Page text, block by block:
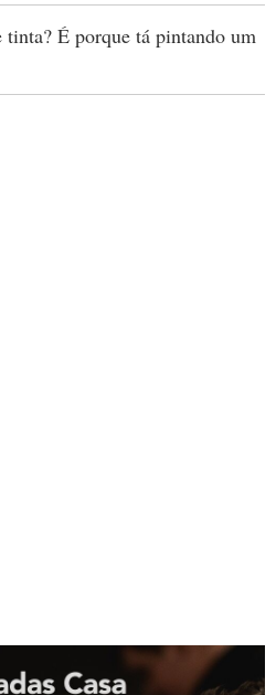
É porque tá pintando um